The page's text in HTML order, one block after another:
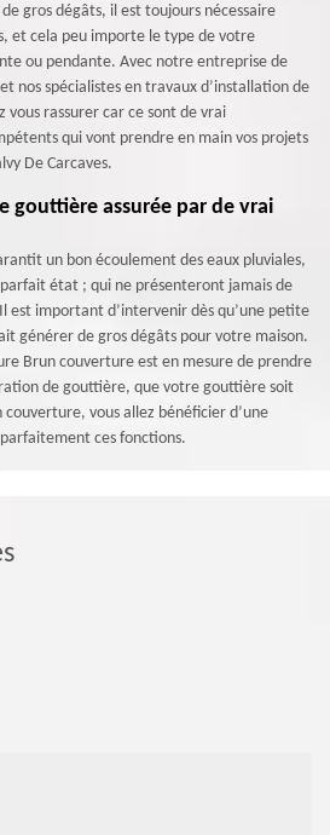
gros dégâts, il est toujours nécessaire
et cela peu importe le type de votre
ou pendante. Avec notre entreprise de
nos spécialistes en travaux d’installation de
vous rassurer car ce sont de vrai
qui vont prendre en main vos projets
De Carcaves.
gouttière assurée par de vrai
un bon écoulement des eaux pluviales,
état ; qui ne présenteront jamais de
est important d’intervenir dès qu’une petite
générer de gros dégâts pour votre maison.
Brun couverture est en mesure de prendre
de gouttière, que votre gouttière soit
couverture, vous allez bénéficier d’une
ces fonctions.